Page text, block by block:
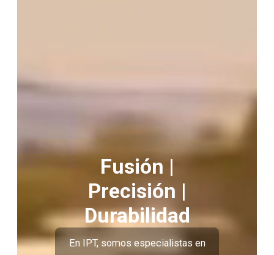
Fusión |
Precisión |
Durabilidad
En IPT, somos especialistas en